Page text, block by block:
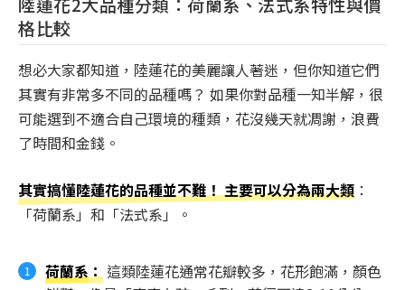
格比較
想必大家都知道，陸蓮花的美麗讓人著迷，但你知道它們
其實有非常多不同的品種嗎？ 如果你對品種一知半解，很
可能選到不適合自己環境的種類，花沒幾天就凋謝，浪費
了時間和金錢。
其實搞懂陸蓮花的品種並不難！ 主要可以分為兩大類 ：
「荷蘭系」和「法式系」。
荷蘭系： 這類陸蓮花通常花瓣較多，花形飽滿，顏色